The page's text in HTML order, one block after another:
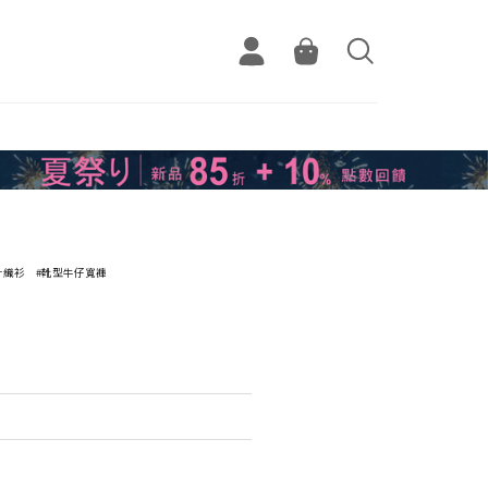
織衫 #靴型牛仔寬褲